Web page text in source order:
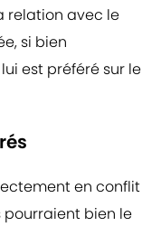
relation avec le
si bien
est préféré sur le
en conflit
bien le